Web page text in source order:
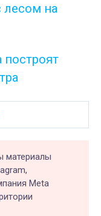
лесом на
построят
материалы
Meta